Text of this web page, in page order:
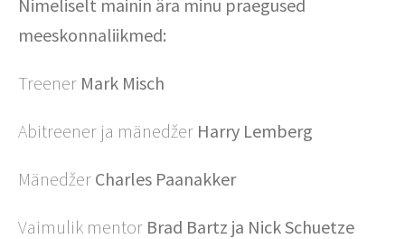
Nimeliselt mainin ära minu praegused
meeskonnaliikmed:
Treener Mark Misch
Abitreener ja mänedžer Harry Lemberg
Mänedžer Charles Paanakker
Vaimulik mentor Brad Bartz ja Nick Schuetze